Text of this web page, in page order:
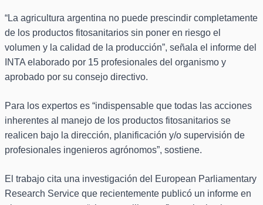
“La agricultura argentina no puede prescindir completamente
de los productos fitosanitarios sin poner en riesgo el
volumen y la calidad de la producción”, señala el informe del
INTA elaborado por 15 profesionales del organismo y
aprobado por su consejo directivo.
Para los expertos es “indispensable que todas las acciones
inherentes al manejo de los productos fitosanitarios se
realicen bajo la dirección, planificación y/o supervisión de
profesionales ingenieros agrónomos”, sostiene.
El trabajo cita una investigación del European Parliamentary
Research Service que recientemente publicó un informe en